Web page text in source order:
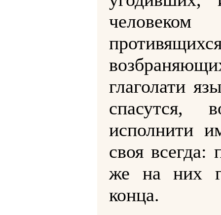
человеком
глаголати
спасутся,
исполнити
своя всегда:
же на них
конца.